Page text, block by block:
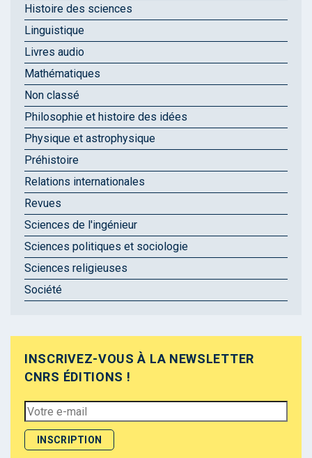
Histoire des sciences
Linguistique
Livres audio
Mathématiques
Non classé
Philosophie et histoire des idées
Physique et astrophysique
Préhistoire
Relations internationales
Revues
Sciences de l'ingénieur
Sciences politiques et sociologie
Sciences religieuses
Société
INSCRIVEZ-VOUS À LA NEWSLETTER
CNRS ÉDITIONS !